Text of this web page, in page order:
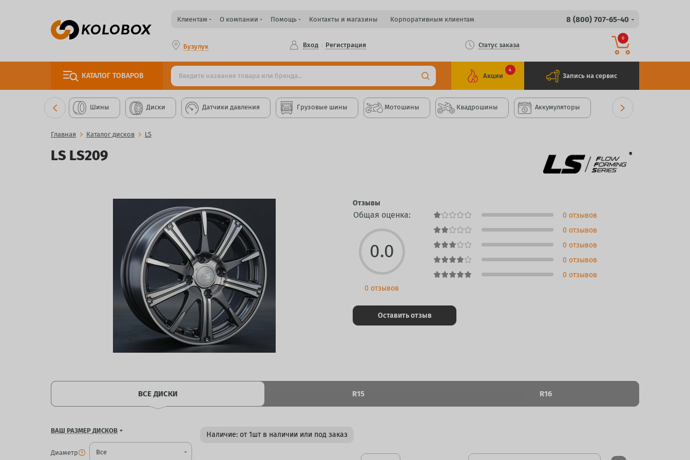
Клиентам О компании Помощь Контакты и магазины Корпоративным клиентам 8 (800) 707-65-40
Бузулук Вход Регистрация Статус заказа
0
КАТАЛОГ ТОВАРОВ Акции
4
Запись на сервис
Шины Диски Датчики давления Грузовые шины Мотошины Квадрошины Аккумуляторы
Главная Каталог дисков LS
LS LS209
Отзывы
Общая оценка:
0.0
0 отзывов
0 отзывов
0 отзывов
0 отзывов
0 отзывов
0 отзывов
Оставить отзыв
ВСЕ ДИСКИ R15 R16
ВАШ РАЗМЕР ДИСКОВ
Диаметр arrow_drop_down
Наличие: от 1шт в наличии или под заказ